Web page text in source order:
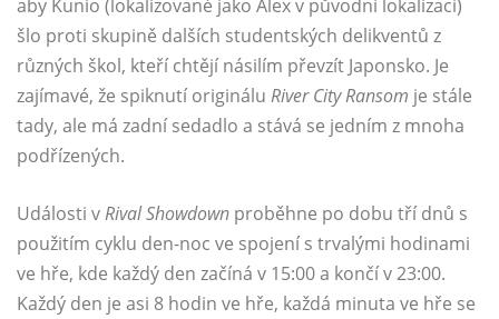
aby Kunio (lokalizované jako Alex v původní lokalizaci)
šlo proti skupině dalších studentských delikventů z
různých škol, kteří chtějí násilím převzít Japonsko. Je
zajímavé, že spiknutí originálu River City Ransom je stále
tady, ale má zadní sedadlo a stává se jedním z mnoha
podřízených.
Události vRival Showdown proběhne po dobu tří dnů s
použitím cyklu den-noc ve spojení s trvalými hodinami
ve hře, kde každý den začíná v 15:00 a končí v 23:00.
Každý den je asi 8 hodin ve hře, každá minuta ve hře se